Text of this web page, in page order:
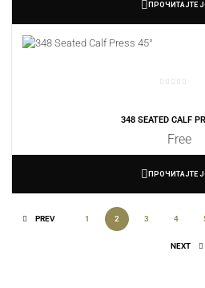
ПРОЧИТАЈТЕ
348 SEATED CALF
Free
ПРОЧИТАЈТЕ
PREV 1 2 3 4
NEXT